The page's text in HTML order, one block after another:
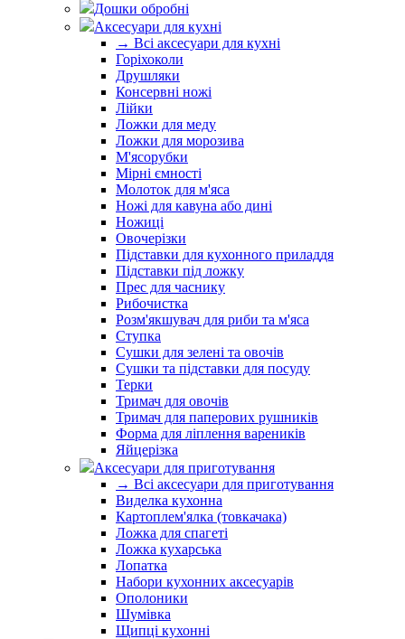
Дошки обробні
Аксесуари для кухні
→ Всі аксесуари для кухні
Горіхоколи
Друшляки
Консервні ножі
Лійки
Ложки для меду
Ложки для морозива
М'ясорубки
Мірні ємності
Молоток для м'яса
Ножі для кавуна або дині
Ножиці
Овочерізки
Підставки для кухонного приладдя
Підставки під ложку
Прес для часнику
Рибочистка
Розм'якшувач для риби та м'яса
Ступка
Сушки для зелені та овочів
Сушки та підставки для посуду
Терки
Тримач для овочів
Тримач для паперових рушників
Форма для ліплення вареників
Яйцерізка
Аксесуари для приготування
→ Всі аксесуари для приготування
Виделка кухонна
Картоплем'ялка (товкачака)
Ложка для спагеті
Ложка кухарська
Лопатка
Набори кухонних аксесуарів
Ополоники
Шумівка
Щипці кухонні